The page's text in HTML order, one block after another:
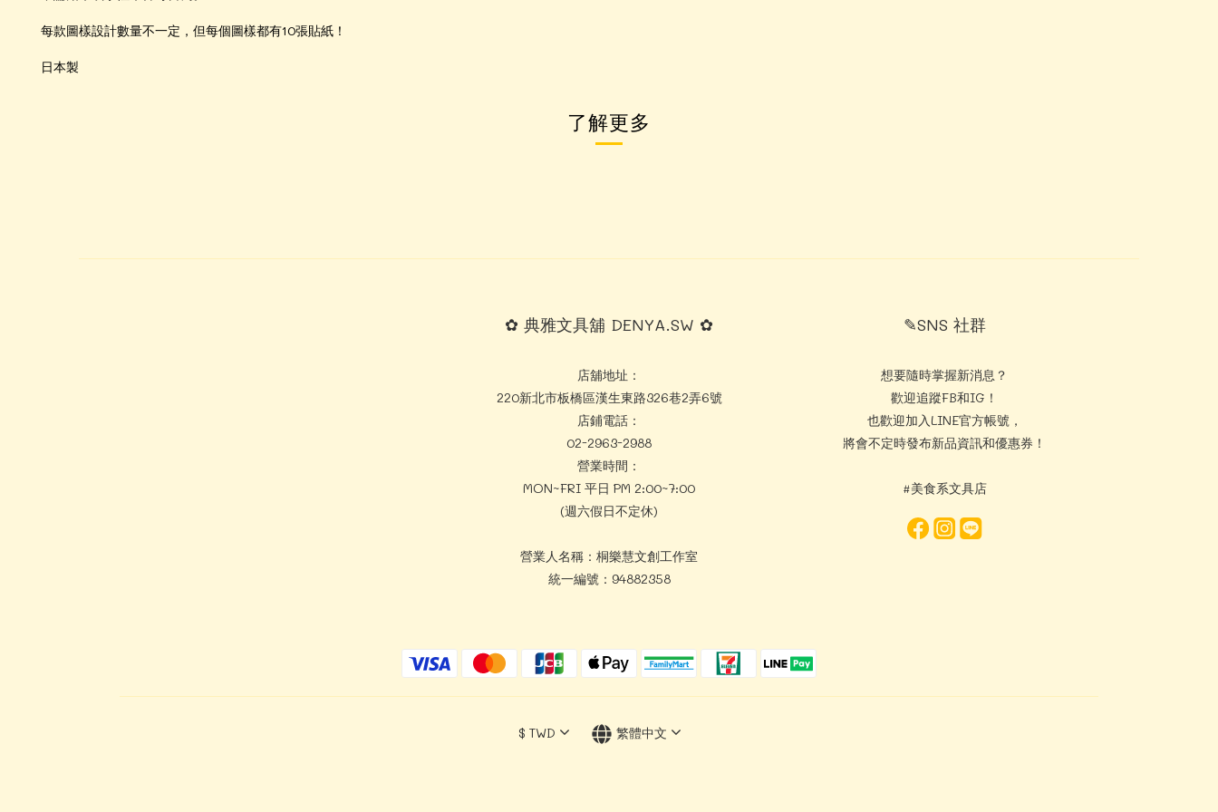
每款圖樣設計數量不一定，但每個圖樣都有10張貼紙！
日本製
了解更多
✿ 典雅文具舖 DENYA.SW ✿
店舖地址：
220新北市板橋區漢生東路326巷2弄6號
店鋪電話：
02-2963-2988
營業時間：
MON~FRI 平日 PM 2:00~7:00
(週六假日不定休)
營業人名稱：桐樂慧文創工作室
統一編號：94882358
✎SNS 社群
想要隨時掌握新消息？
歡迎追蹤FB和IG！
也歡迎加入LINE官方帳號，
將會不定時發布新品資訊和優惠券！
#美食系文具店
$ TWD 繁體中文